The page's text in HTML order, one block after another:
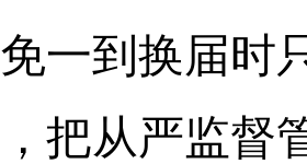
一到换届时
把从严监督